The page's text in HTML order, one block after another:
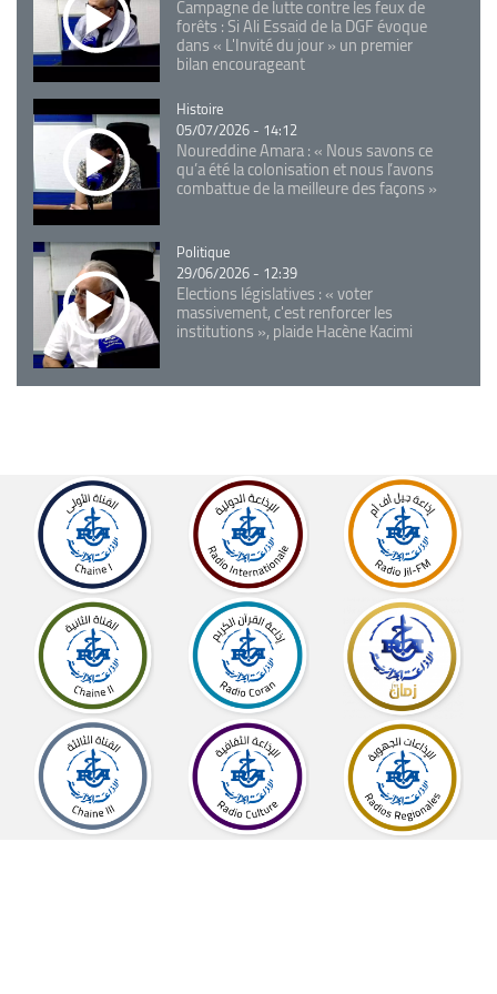
Campagne de lutte contre les feux de
forêts : Si Ali Essaid de la DGF évoque
dans « L'Invité du jour » un premier
bilan encourageant
Catégorie
Histoire
05/07/2026 - 14:12
Noureddine Amara : « Nous savons ce
qu’a été la colonisation et nous l’avons
combattue de la meilleure des façons »
Catégorie
Politique
29/06/2026 - 12:39
Elections législatives : « voter
massivement, c'est renforcer les
institutions », plaide Hacène Kacimi